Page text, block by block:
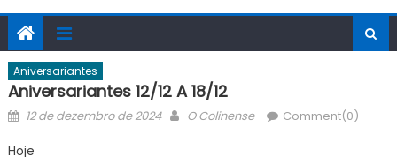
Aniversariantes
Aniversariantes 12/12 A 18/12
Posted
12 de dezembro de 2024 Author
O Colinense Comment(0)
Hoje